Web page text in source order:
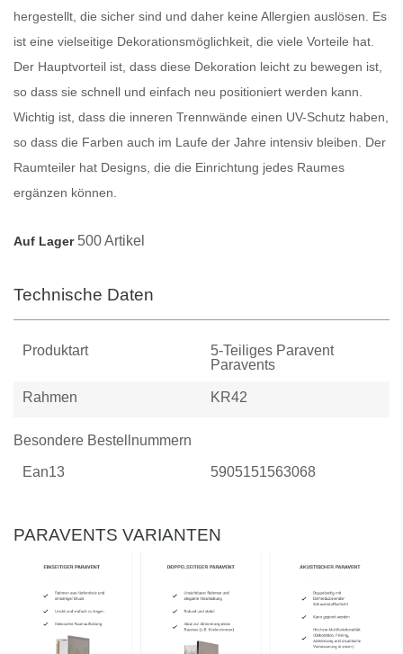
hergestellt, die sicher sind und daher keine Allergien auslösen. Es
ist eine vielseitige Dekorationsmöglichkeit, die viele Vorteile hat.
Der Hauptvorteil ist, dass diese Dekoration leicht zu bewegen ist,
so dass sie schnell und einfach neu positioniert werden kann.
Wichtig ist, dass die inneren Trennwände einen UV-Schutz haben,
so dass die Farben auch im Laufe der Jahre intensiv bleiben. Der
Raumteiler hat Designs, die die Einrichtung jedes Raumes
ergänzen können.
Auf Lager 500 Artikel
Technische Daten
Produktart
5-Teiliges Paravent
Paravents
Rahmen KR42
Besondere Bestellnummern
Ean13 5905151563068
PARAVENTS VARIANTEN